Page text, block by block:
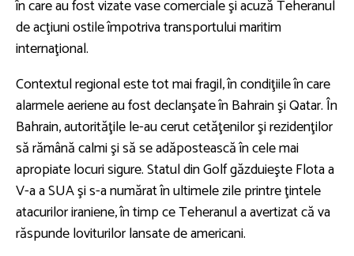
în care au fost vizate vase comerciale şi acuză Teheranul
de acţiuni ostile împotriva transportului maritim
internaţional.
Contextul regional este tot mai fragil, în condiţiile în care
alarmele aeriene au fost declanşate în Bahrain şi Qatar. În
Bahrain, autorităţile le-au cerut cetăţenilor şi rezidenţilor
să rămână calmi şi să se adăpostească în cele mai
apropiate locuri sigure. Statul din Golf găzduieşte Flota a
V-a a SUA şi s-a numărat în ultimele zile printre ţintele
atacurilor iraniene, în timp ce Teheranul a avertizat că va
răspunde loviturilor lansate de americani.